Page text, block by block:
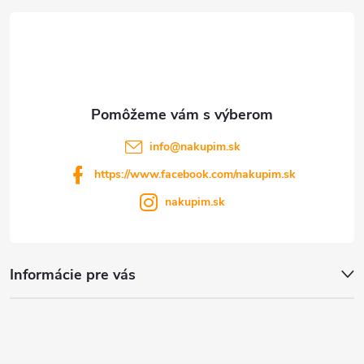
Informácie pre vás
info@nakupim.sk
https://www.facebook.com/nakupim.sk
nakupim.sk